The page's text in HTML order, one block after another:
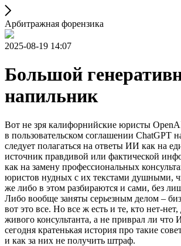
Арбитражная форензика
2025-08-19 14:07
Большой
напильник
Вот не зря калифорнийские юристы
в пользовательском соглашении ChatGPT
следует полагаться на ответы ИИ как на
источник правдивой или фактической
как на замену профессиональных
юристов нудных с их текстами душными,
же либо в этом разбираются и сами, без
Либо вообще заняты серьезным делом –
вот это все. Но все ж есть и те, кто нет-
живого консультанта, а не приврал ли что
сегодня кратенькая история про такие
и как за них не получить штраф.